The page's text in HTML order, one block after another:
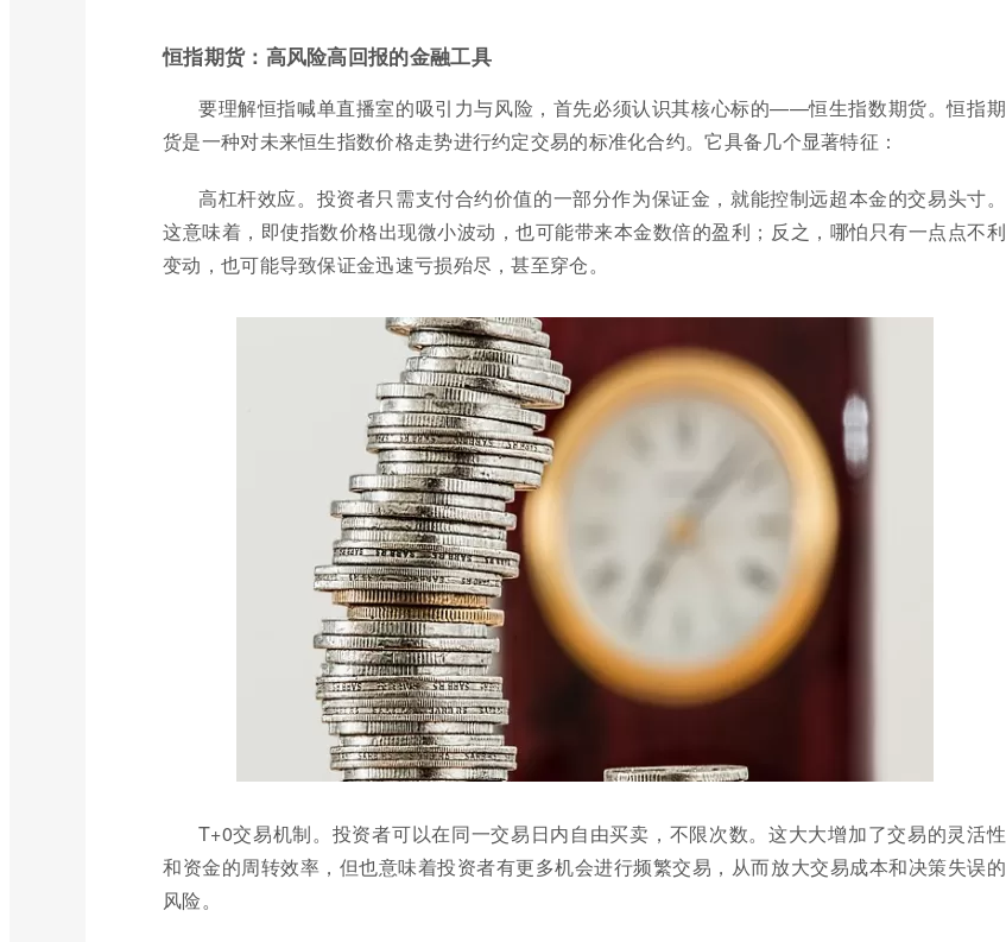
恒指期货：高风险高回报的金融工具
要理解恒指喊单直播室的吸引力与风险，首先必须认识其核心标的——恒生指数期货。恒指期
货是一种对未来恒生指数价格走势进行约定交易的标准化合约。它具备几个显著特征：
高杠杆效应。投资者只需支付合约价值的一部分作为保证金，就能控制远超本金的交易头寸。
这意味着，即使指数价格出现微小波动，也可能带来本金数倍的盈利；反之，哪怕只有一点点不利
变动，也可能导致保证金迅速亏损殆尽，甚至穿仓。
T+0交易机制。投资者可以在同一交易日内自由买卖，不限次数。这大大增加了交易的灵活性
和资金的周转效率，但也意味着投资者有更多机会进行频繁交易，从而放大交易成本和决策失误的
风险。